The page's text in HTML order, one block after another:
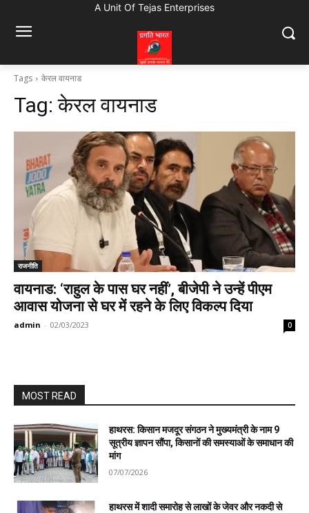
A Unit Of Tejas Enterprises
Tags केरल वायनाड
Tag:केरल वायनाड
राजनीति
वायनाड: ‘राहुल के पास घर नहीं’, बीजेपी ने उन्हें पीएम
आवास योजना से घर में रहने के लिए विकल्प दिया
admin - 02/03/2023 0
MOST READ
हाथरस: किसान मजदूर संगठन ने मुख्यमंत्री के नाम 9
सूत्रीय ज्ञापन सौंपा, किसानों की समस्याओं के समाधान की
मांग
07/07/2026
हाथरस में शादी समारोह से लाखों के जेवर और नकदी से